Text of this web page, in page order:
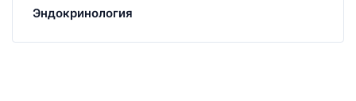
Эндокринология